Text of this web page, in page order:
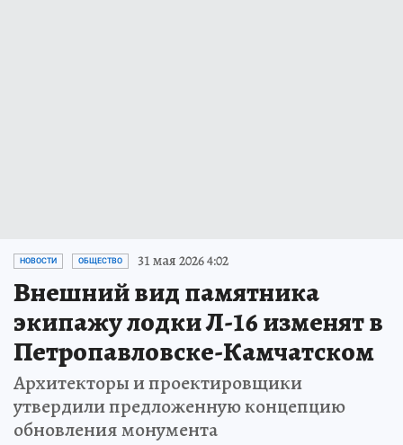
НОВОСТИ ОБЩЕСТВО 31 мая 2026 4:02
Внешний вид памятника
экипажу лодки Л-16 изменят в
Петропавловске-Камчатском
Архитекторы и проектировщики
утвердили предложенную концепцию
обновления монумента